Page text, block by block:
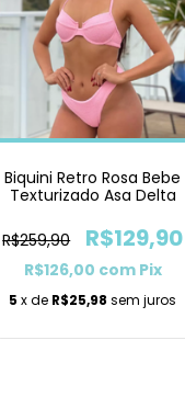
Biquini Retro Rosa Bebe
Texturizado Asa Delta
R$259,90 R$129,90
R$126,00 com Pix
5 x de R$25,98 sem juros